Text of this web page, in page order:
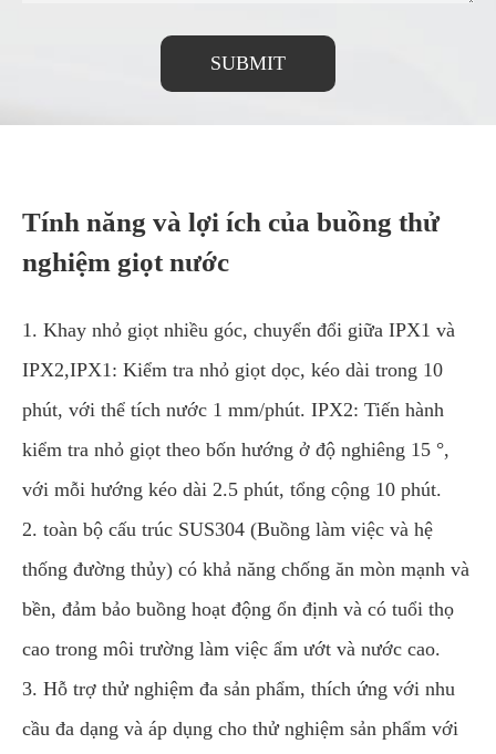
SUBMIT
Tính năng và lợi ích của buồng thử
nghiệm giọt nước
1. Khay nhỏ giọt nhiều góc, chuyển đổi giữa IPX1 và
IPX2,IPX1: Kiểm tra nhỏ giọt dọc, kéo dài trong 10
phút, với thể tích nước 1 mm/phút. IPX2: Tiến hành
kiểm tra nhỏ giọt theo bốn hướng ở độ nghiêng 15 °,
với mỗi hướng kéo dài 2.5 phút, tổng cộng 10 phút.
2. toàn bộ cấu trúc SUS304 (Buồng làm việc và hệ
thống đường thủy) có khả năng chống ăn mòn mạnh và
bền, đảm bảo buồng hoạt động ổn định và có tuổi thọ
cao trong môi trường làm việc ẩm ướt và nước cao.
3. Hỗ trợ thử nghiệm đa sản phẩm, thích ứng với nhu
cầu đa dạng và áp dụng cho thử nghiệm sản phẩm với